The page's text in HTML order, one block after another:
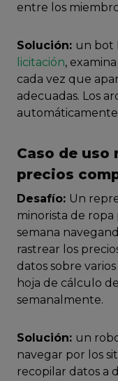
entre los
Solución: un bot
licitación,
cada vez que
adecuadas. Los
automáticamente
Caso de uso
precios
Desafío: Un
minorista de ropa
semana
rastrear los
datos sobre
hoja de cálculo
semanalmente.
Solución: un
navegar por los
recopilar datos a